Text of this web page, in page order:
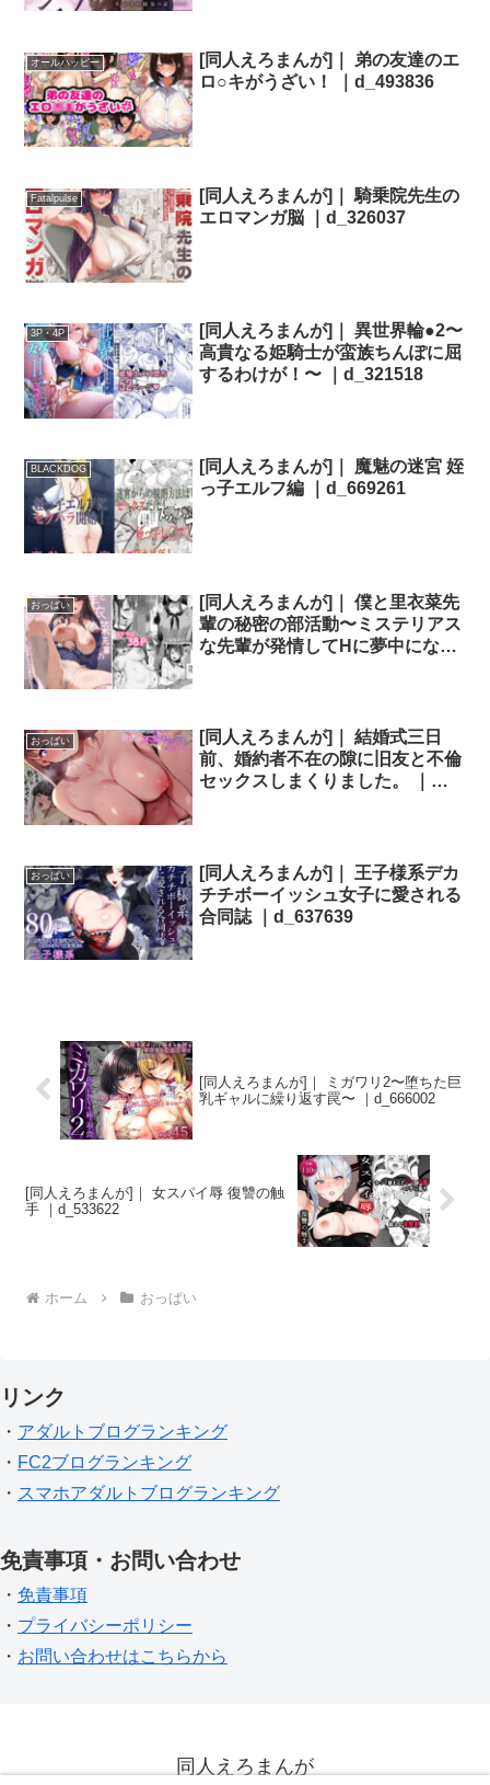
オールハッピー
[同人えろまんが]｜ 弟の友達のエ
ロ○キがうざい！ ｜d_493836
Fatalpulse
[同人えろまんが]｜ 騎乗院先生の
エロマンガ脳 ｜d_326037
3P・4P
[同人えろまんが]｜ 異世界輪●2〜
高貴なる姫騎士が蛮族ちんぽに屈
するわけが！〜 ｜d_321518
BLACKDOG
[同人えろまんが]｜ 魔魅の迷宮 姪
っ子エルフ編 ｜d_669261
おっぱい
[同人えろまんが]｜ 僕と里衣菜先
輩の秘密の部活動〜ミステリアス
な先輩が発情してHに夢中になる
おっぱい
[同人えろまんが]｜ 結婚式三日
前、婚約者不在の隙に旧友と不倫
セックスしまくりました。 ｜
おっぱい
[同人えろまんが]｜ 王子様系デカ
チチボーイッシュ女子に愛される
合同誌 ｜d_637639
[同人えろまんが]｜ ミガワリ2〜堕ちた巨
乳ギャルに繰り返す罠〜 ｜d_666002
[同人えろまんが]｜ 女スパイ辱 復讐の触
手 ｜d_533622
ホーム おっぱい
リンク
・ アダルトブログランキング
・ FC2ブログランキング
・ スマホアダルトブログランキング
免責事項・お問い合わせ
・ 免責事項
・ プライバシーポリシー
・ お問い合わせはこちらから
同人えろまんが